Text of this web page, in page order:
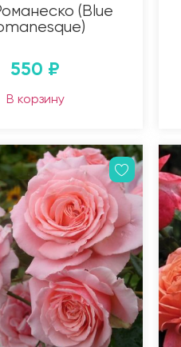
(Blue
550 ₽
В корзину